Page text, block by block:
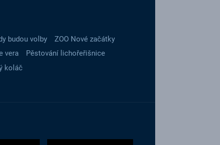
budou volby
ZOO Nové začátky
vera
Pěstování lichořeřišnice
koláč